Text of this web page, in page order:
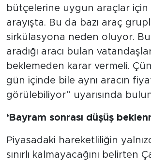
bütçelerine uygun araçlar için
arayışta. Bu da bazı araç
sirkülasyona neden oluyor.
aradığı aracı bulan
beklemeden karar vermeli.
gün içinde bile aynı aracın
görülebiliyor” uyarısında
‘Bayram sonrası düşüş
Piyasadaki hareketliliğin
sınırlı kalmayacağını belirten